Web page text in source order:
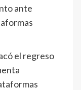
ante
el regreso